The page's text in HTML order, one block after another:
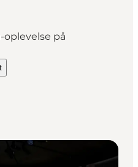
oplevelse på
on_map